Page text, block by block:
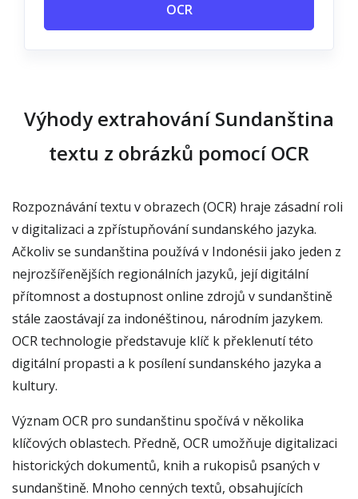
OCR
Výhody extrahování Sundanština
textu z obrázků pomocí OCR
Rozpoznávání textu v obrazech (OCR) hraje zásadní roli
v digitalizaci a zpřístupňování sundanského jazyka.
Ačkoliv se sundanština používá v Indonésii jako jeden z
nejrozšířenějších regionálních jazyků, její digitální
přítomnost a dostupnost online zdrojů v sundanštině
stále zaostávají za indonéštinou, národním jazykem.
OCR technologie představuje klíč k překlenutí této
digitální propasti a k posílení sundanského jazyka a
kultury.
Význam OCR pro sundanštinu spočívá v několika
klíčových oblastech. Předně, OCR umožňuje digitalizaci
historických dokumentů, knih a rukopisů psaných v
sundanštině. Mnoho cenných textů, obsahujících